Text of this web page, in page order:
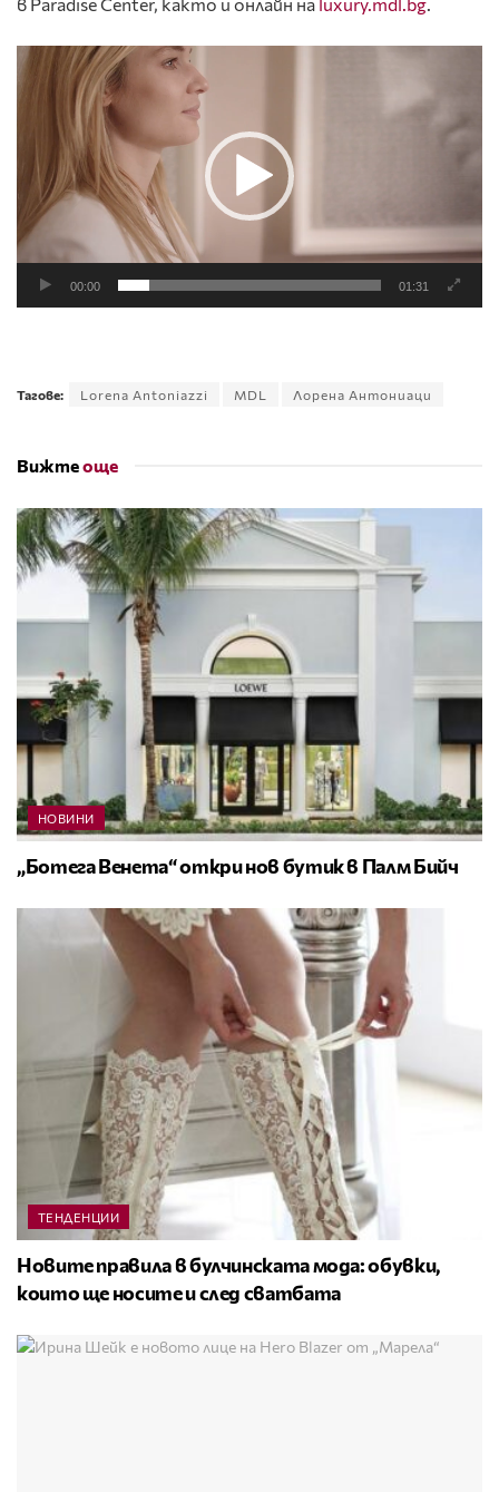
Видео
00:00 01:31
Тагове: Lorena Antoniazzi MDL Лорена Антониаци
Вижтеоще
НОВИНИ
„Ботега Венета“ откри нов бутик в Палм Бийч
ТЕНДЕНЦИИ
Новите правила в булчинската мода: обувки,
които ще носите и след сватбата